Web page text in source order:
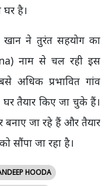
है।
खान ने तुरंत सहयोग का
नाम से चल रही इस
प्रभावित गांव
तैयार किए जा चुके हैं।
जा रहे हैं और तैयार
सौंपा जा रहा है।
HOODA